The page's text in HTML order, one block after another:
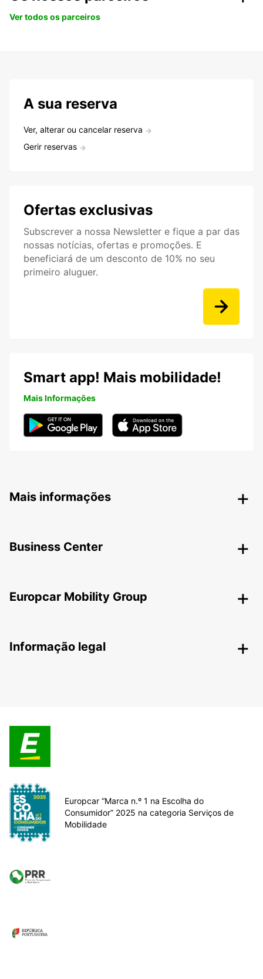
Ver todos os parceiros
A sua reserva
Ver, alterar ou cancelar reserva
Gerir reservas
Ofertas exclusivas
Subscrever a nossa Newsletter e fique a par das
nossas notícias, ofertas e promoções. E
beneficiará de um desconto de 10% no seu
primeiro aluguer.
Smart app! Mais mobilidade!
Mais Informações
Mais informações
Business Center
Europcar Mobility Group
Informação legal
Europcar “Marca n.º 1 na Escolha do
Consumidor” 2025 na categoria Serviços de
Mobilidade